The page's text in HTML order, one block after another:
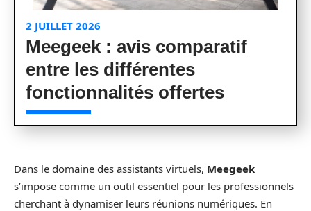
2 JUILLET 2026
Meegeek : avis comparatif
entre les différentes
fonctionnalités offertes
Dans le domaine des assistants virtuels, Meegeek
s’impose comme un outil essentiel pour les professionnels
cherchant à dynamiser leurs réunions numériques. En